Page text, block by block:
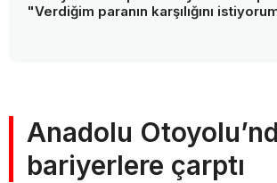
"Verdiğim paranın karşılığını
Anadolu
bariyerlere çarptı